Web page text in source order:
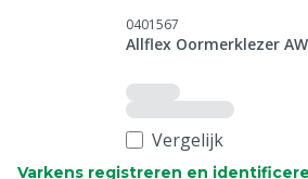
0401567
Allflex Oormerklezer
Vergelijk
Varkens registreren en